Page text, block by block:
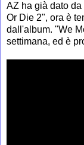
AZ ha già dato
Or Die 2", ora è
dall'album. "We
settimana, ed è